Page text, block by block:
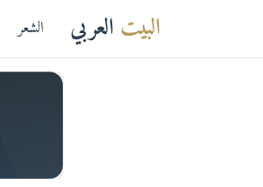
البيت العربي الشعر